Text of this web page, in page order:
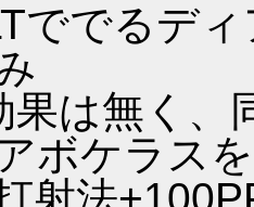
ででるデ
果は無く、
ボケラス